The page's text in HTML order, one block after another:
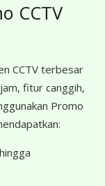
CCTV
CCTV terbesar
fitur canggih,
Promo